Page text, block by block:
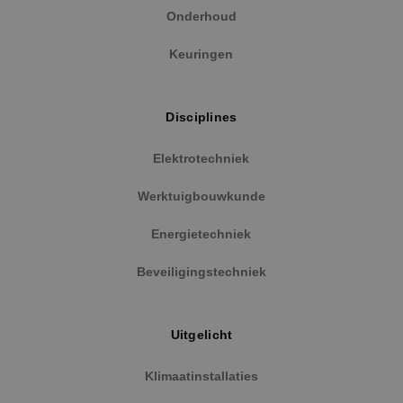
Onderhoud
Keuringen
Disciplines
Elektrotechniek
Werktuigbouwkunde
Energietechniek
Beveiligingstechniek
Uitgelicht
Klimaatinstallaties
Google Privacy Policy